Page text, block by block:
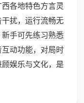
各地特色方言灵
扰，运行流畅无
手可先练习熟悉
动功能，对局时
娱乐与文化，是